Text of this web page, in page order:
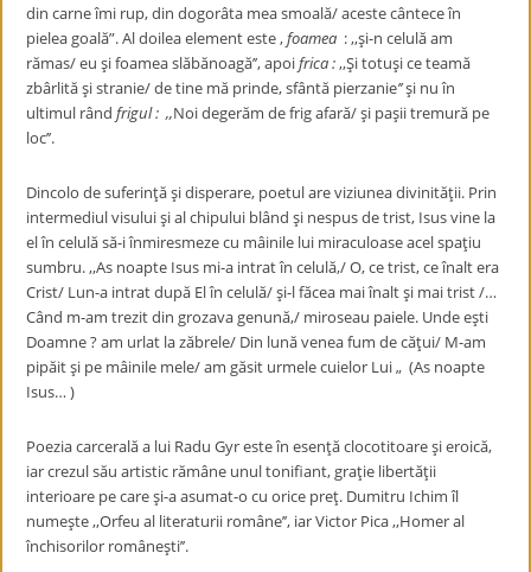
din carne îmi rup, din dogorâta mea smoală/ aceste cântece în
pielea goală”. Al doilea element este ,foamea : ,,şi-n celulă am
rămas/ eu şi foamea slăbănoagă’’, apoifrica :,,Şi totuşi ce teamă
zbârlită şi stranie/ de tine mă prinde, sfântă pierzanie’’şi nu în
ultimul rând frigul : ,,Noi degerăm de frig afară/ şi paşii tremură pe
loc’’.
Dincolo de suferinţă şi disperare, poetul are viziunea divinităţii. Prin
intermediul visului şi al chipului blând şi nespus de trist, Isus vine la
el în celulă să-i înmiresmeze cu mâinile lui miraculoase acel spaţiu
sumbru. ,,As noapte Isus mi-a intrat în celulă,/ O, ce trist, ce înalt era
Crist/ Lun-a intrat după El în celulă/ şi-l făcea mai înalt şi mai trist /…
Când m-am trezit din grozava genună,/ miroseau paiele. Unde eşti
Doamne ? am urlat la zăbrele/ Din lună venea fum de căţui/ M-am
pipăit şi pe mâinile mele/ am găsit urmele cuielor Lui „ (As noapte
Isus… )
Poezia carcerală a lui Radu Gyr este în esenţă clocotitoare şi eroică,
iar crezul său artistic rămâne unul tonifiant, graţie libertăţii
interioare pe care şi-a asumat-o cu orice preţ. Dumitru Ichim îl
numeşte ,,Orfeu al literaturii române’’, iar Victor Pica ,,Homer al
închisorilor româneşti’’.